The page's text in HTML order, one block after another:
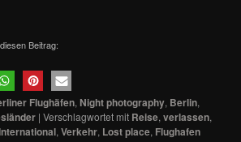
Beitrag:
Flughäfen, Night photography, Berlin,
|Verschlagwortet mit Reise,verlassen,
,Verkehr, Lost place, Flughafen